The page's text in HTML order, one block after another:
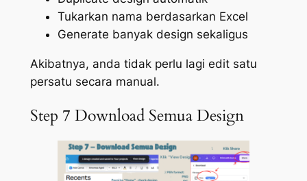
Tukarkan nama berdasarkan Excel
Generate banyak design sekaligus
Akibatnya, anda tidak perlu lagi edit satu
persatu secara manual.
Step 7 Download Semua Design